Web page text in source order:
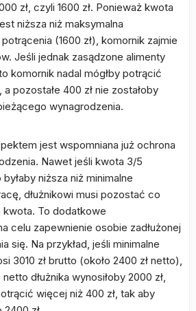
zł, czyli 1600 zł. Ponieważ kwota
niższa niż maksymalna
(1600 zł), komornik zajmie
Jeśli jednak zasądzone alimenty
komornik nadal mógłby potrącić
a pozostałe 400 zł nie zostałoby
wynagrodzenia.
jest wspomniana już ochrona
Nawet jeśli kwota 3/5
niższa niż minimalne
dłużnikowi musi pozostać co
kwota. To dodatkowe
celu zapewnienie osobie zadłużonej
się. Na przykład, jeśli minimalne
3010 zł brutto (około 2400 zł netto),
dłużnika wynosiłoby 2000 zł,
więcej niż 400 zł, tak aby